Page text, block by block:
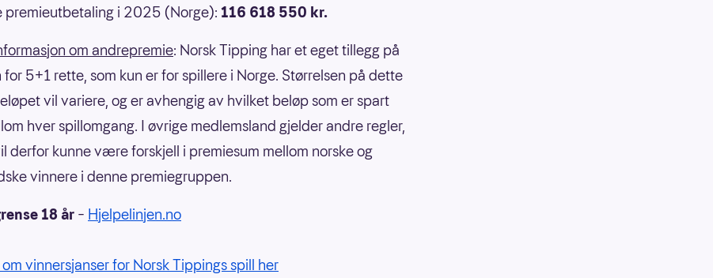
premieutbetaling i 2025 (Norge): 116 618 550 kr.
om andrepremie: Norsk Tipping har et eget tillegg på
for 5+1 rette, som kun er for spillere i Norge. Størrelsen på dette
vil variere, og er avhengig av hvilket beløp som er spart
hver spillomgang. I øvrige medlemsland gjelder andre regler,
derfor kunne være forskjell i premiesum mellom norske og
vinnere i denne premiegruppen.
18 år – Hjelpelinjen.no
vinnersjanser for Norsk Tippings spill her